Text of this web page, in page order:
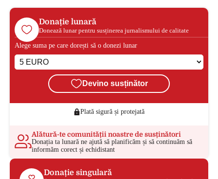
Donație lunară
Donează lunar pentru susținerea jurnalismului de calitate
Alege suma pe care dorești să o donezi lunar
Devino susținător
Plată sigură și protejată
Alătură-te comunității noastre de susținători
Donația ta lunară ne ajută să planificăm și să continuăm să
informăm corect și echidistant
Donație singulară